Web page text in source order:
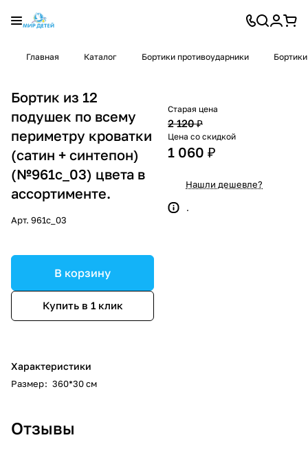
Главная Каталог Бортики противоударники
Бортик из 12
подушек по всему
периметру кроватки
(сатин + синтепон)
(№961с_03) цвета в
ассортименте.
Арт. 961с_03
В корзину
Купить в 1 клик
Характеристики
Размер: 360*30 см
Старая цена
2 120 ₽
Цена со скидкой
1 060 ₽
Нашли дешевле?
.
Отзывы